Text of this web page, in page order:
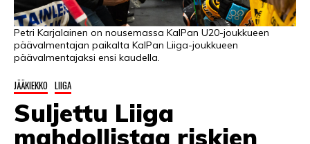
Petri Karjalainen on nousemassa KalPan U20-joukkueen
päävalmentajan paikalta KalPan Liiga-joukkueen
päävalmentajaksi ensi kaudella.
JÄÄKIEKKO LIIGA
Suljettu Liiga
mahdollistaa riskien
Valioliiga
Muut sarjat
PESÄPALLO
F1
LINTU VAI KALA
46 DENTON ROAD
VIDEOT